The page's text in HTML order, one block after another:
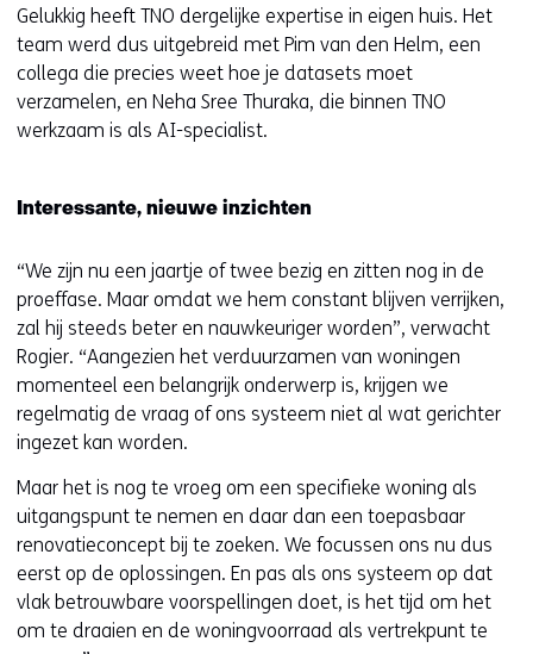
Gelukkig heeft TNO dergelijke expertise in eigen huis. Het
team werd dus uitgebreid met Pim van den Helm, een
collega die precies weet hoe je datasets moet
verzamelen, en Neha Sree Thuraka, die binnen TNO
werkzaam is als AI-specialist.
Interessante, nieuwe inzichten
“We zijn nu een jaartje of twee bezig en zitten nog in de
proeffase. Maar omdat we hem constant blijven verrijken,
zal hij steeds beter en nauwkeuriger worden”, verwacht
Rogier. “Aangezien het verduurzamen van woningen
momenteel een belangrijk onderwerp is, krijgen we
regelmatig de vraag of ons systeem niet al wat gerichter
ingezet kan worden.
Maar het is nog te vroeg om een specifieke woning als
uitgangspunt te nemen en daar dan een toepasbaar
renovatieconcept bij te zoeken. We focussen ons nu dus
eerst op de oplossingen. En pas als ons systeem op dat
vlak betrouwbare voorspellingen doet, is het tijd om het
om te draaien en de woningvoorraad als vertrekpunt te